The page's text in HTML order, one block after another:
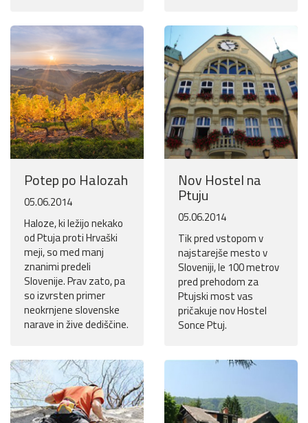
Potep po Halozah
05.06.2014
Haloze, ki ležijo nekako
od Ptuja proti Hrvaški
meji, so med manj
znanimi predeli
Slovenije. Prav zato, pa
so izvrsten primer
neokrnjene slovenske
narave in žive dediščine.
Nov Hostel na
Ptuju
05.06.2014
Tik pred vstopom v
najstarejše mesto v
Sloveniji, le 100 metrov
pred prehodom za
Ptujski most vas
pričakuje nov Hostel
Sonce Ptuj.